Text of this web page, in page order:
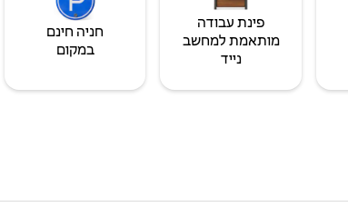
פינת עבודה
מותאמת למחשב
נייד
חניה חינם
במקום